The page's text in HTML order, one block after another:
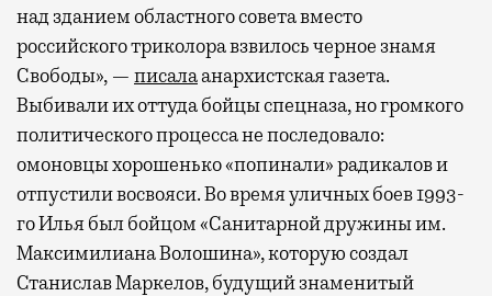
над зданием областного совета вместо
российского триколора взвилось черное знамя
Свободы», — писалаанархистская газета.
Выбивали их оттуда бойцы спецназа, но громкого
политического процесса не последовало:
омоновцы хорошенько «попинали» радикалов и
отпустили восвояси. Во время уличных боев 1993-
го Илья был бойцом «Санитарной дружины им.
Максимилиана Волошина», которую создал
Станислав Маркелов, будущий знаменитый